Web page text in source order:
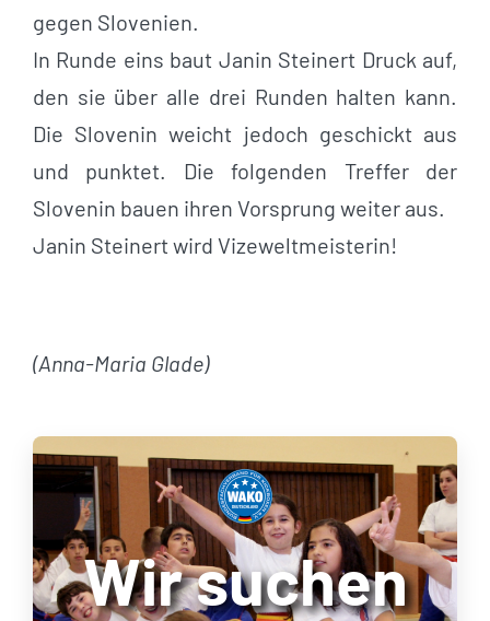
gegen Slovenien.
In Runde eins baut Janin Steinert Druck auf,
den sie über alle drei Runden halten kann.
Die Slovenin weicht jedoch geschickt aus
und punktet. Die folgenden Treffer der
Slovenin bauen ihren Vorsprung weiter aus.
Janin Steinert wird Vizeweltmeisterin!
(Anna-Maria Glade)
Wir suchen